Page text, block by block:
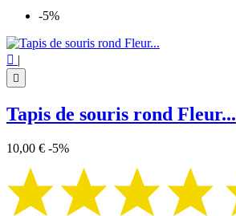
-5%
 |

Tapis de souris rond Fleur...
10,00 € -5%